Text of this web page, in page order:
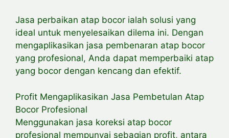
Jasa perbaikan atap bocor ialah solusi yang
ideal untuk menyelesaikan dilema ini. Dengan
mengaplikasikan jasa pembenaran atap bocor
yang profesional, Anda dapat memperbaiki atap
yang bocor dengan kencang dan efektif.
Profit Mengaplikasikan Jasa Pembetulan Atap
Bocor Profesional
Menggunakan jasa koreksi atap bocor
profesional mempunyai sebagian profit, antara